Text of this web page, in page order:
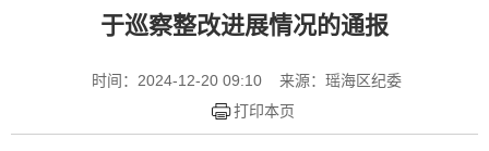
于巡察整改进展情况的通报
时间：2024-12-20 09:10
来源：瑶海区纪委
打印本页